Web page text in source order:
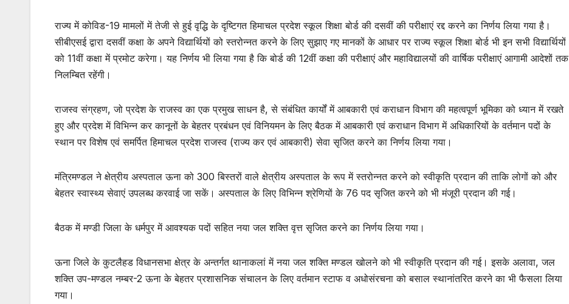
राज्य में कोविड-19 मामलों में तेजी से हुई वृद्धि के दृष्टिगत हिमाचल प्रदेश स्कूल शिक्षा बोर्ड की दसवीं की परीक्षाएं रद्द करने का निर्णय लिया गया है।
सीबीएसई द्वारा दसवीं कक्षा के अपने विद्यार्थियों को स्तरोन्नत करने के लिए सुझाए गए मानकों के आधार पर राज्य स्कूल शिक्षा बोर्ड भी इन सभी विद्यार्थियों
को 11वीं कक्षा में प्रमोट करेगा। यह निर्णय भी लिया गया है कि बोर्ड की 12वीं कक्षा की परीक्षाएं और महाविद्यालयों की वार्षिक परीक्षाएं आगामी आदेशों तक
निलम्बित रहेंगी।
राजस्व संग्रहण, जो प्रदेश के राजस्व का एक प्रमुख साधन है, से संबंधित कार्यों में आबकारी एवं कराधान विभाग की महत्वपूर्ण भूमिका को ध्यान में रखते
हुए और प्रदेश में विभिन्न कर कानूनों के बेहतर प्रबंधन एवं विनियमन के लिए बैठक में आबकारी एवं कराधान विभाग में अधिकारियों के वर्तमान पदों के
स्थान पर विशेष एवं समर्पित हिमाचल प्रदेश राजस्व (राज्य कर एवं आबकारी) सेवा सृजित करने का निर्णय लिया गया।
मंत्रिमण्डल ने क्षेत्रीय अस्पताल ऊना को 300 बिस्तरों वाले क्षेत्रीय अस्पताल के रूप में स्तरोन्नत करने को स्वीकृति प्रदान की ताकि लोगों को और
बेहतर स्वास्थ्य सेवाएं उपलब्ध करवाई जा सकें। अस्पताल के लिए विभिन्न श्रेणियों के 76 पद सृजित करने को भी मंजूरी प्रदान की गई।
बैठक में मण्डी जिला के धर्मपुर में आवश्यक पदों सहित नया जल शक्ति वृत्त सृजित करने का निर्णय लिया गया।
ऊना जिले के कुटलैहड विधानसभा क्षेत्र के अन्तर्गत थानाकलां में नया जल शक्ति मण्डल खोलने को भी स्वीकृति प्रदान की गई। इसके अलावा, जल
शक्ति उप-मण्डल नम्बर-2 ऊना के बेहतर प्रशासनिक संचालन के लिए वर्तमान स्टाफ व अधोसंरचना को बसाल स्थानांतरित करने का भी फैसला लिया
गया।